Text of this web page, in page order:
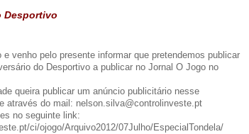
Desportivo
venho pelo presente informar que pretendemos publicar
do Desportivo a publicar no Jornal O Jogo no
queira publicar um anúncio publicitário nesse
através do mail: nelson.silva@controlinveste.pt
no seguinte link:
ci/ojogo/Arquivo2012/07Julho/EspecialTondela/